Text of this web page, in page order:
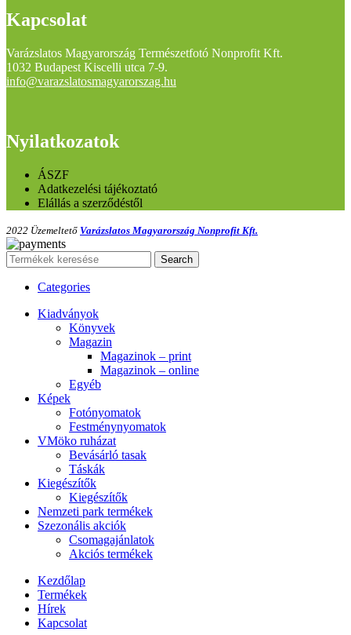
Kapcsolat
Varázslatos Magyarország Természetfotó Nonprofit Kft.
1032 Budapest Kiscelli utca 7-9.
info@varazslatosmagyarorszag.hu
Nyilatkozatok
ÁSZF
Adatkezelési tájékoztató
Elállás a szerződéstől
2022 Üzemeltető Varázslatos Magyarország Nonprofit Kft.
Search
Categories
Kiadványok
Könyvek
Magazin
Magazinok – print
Magazinok – online
Egyéb
Képek
Fotónyomatok
Festménynyomatok
VMöko ruházat
Bevásárló tasak
Táskák
Kiegészítők
Kiegészítők
Nemzeti park termékek
Szezonális akciók
Csomagajánlatok
Akciós termékek
Kezdőlap
Termékek
Hírek
Kapcsolat